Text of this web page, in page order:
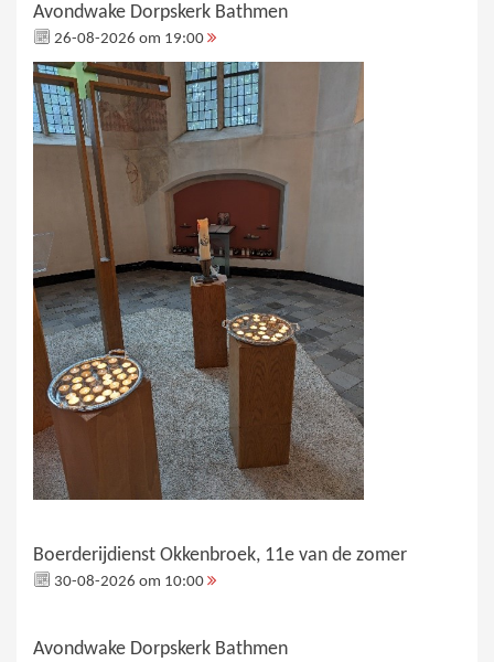
Avondwake Dorpskerk Bathmen
26-08-2026 om 19:00
Boerderijdienst Okkenbroek, 11e van de zomer
30-08-2026 om 10:00
Avondwake Dorpskerk Bathmen